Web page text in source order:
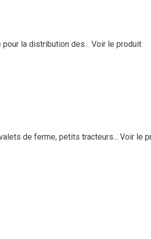
la distribution des... Voir le produit
de ferme, petits tracteurs... Voir le